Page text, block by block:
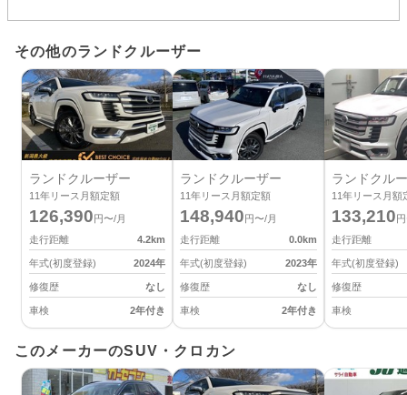
その他のランドクルーザー
ランドクルーザー
11年リース月額定額
126,390円〜/月
走行距離
4.2km
年式(初度登録) 2024年
修復歴 なし
車検 2年付き
ランドクルーザー
11年リース月額定額
148,940円〜/月
走行距離
0.0km
年式(初度登録) 2023年
修復歴 なし
車検 2年付き
ランドクル
11年リース月額
133,210
走行距離
年式(初度登録)
修復歴
車検
このメーカーのSUV・クロカン